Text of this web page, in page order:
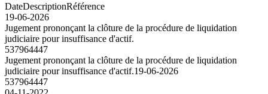
DateDescriptionRéférence
19-06-2026
Jugement prononçant la clôture de la procédure de liquidation
judiciaire pour insuffisance d'actif.
537964447
Jugement prononçant la clôture de la procédure de liquidation
judiciaire pour insuffisance d'actif.19-06-2026
537964447